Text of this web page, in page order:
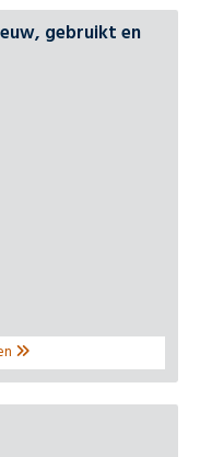
gebruikt en